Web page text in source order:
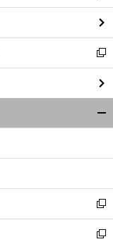
ウ
で
開
く
新
し
い
ウ
ィ
ン
ウ
開
く
新
し
い
新